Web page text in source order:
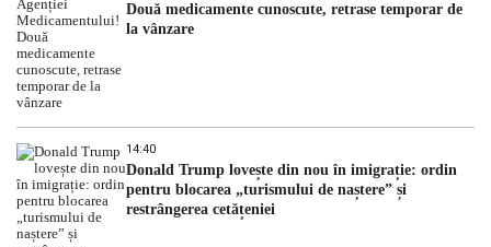
Două medicamente cunoscute, retrase temporar de
la vânzare
14:40
Donald Trump lovește din nou în imigrație: ordin
pentru blocarea „turismului de naștere” și
restrângerea cetățeniei